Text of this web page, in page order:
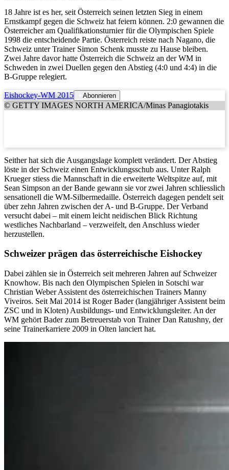
18 Jahre ist es her, seit Österreich seinen letzten Sieg in einem
Ernstkampf gegen die Schweiz hat feiern können. 2:0 gewannen die
Österreicher am Qualifikationsturnier für die Olympischen Spiele
1998 die entscheidende Partie. Österreich reiste nach Nagano, die
Schweiz unter Trainer Simon Schenk musste zu Hause bleiben.
Zwei Jahre davor hatte Österreich die Schweiz an der WM in
Schweden in zwei Duellen gegen den Abstieg (4:0 und 4:4) in die
B-Gruppe relegiert.
Eishockey-WM 2015 Abonnieren
© GETTY IMAGES NORTH AMERICA/Minas Panagiotakis
Seither hat sich die Ausgangslage komplett verändert. Der Abstieg
löste in der Schweiz einen Entwicklungsschub aus. Unter Ralph
Krueger stiess die Mannschaft in die erweiterte Weltspitze auf, mit
Sean Simpson an der Bande gewann sie vor zwei Jahren schliesslich
sensationell die WM-Silbermedaille. Österreich dagegen pendelt seit
über zehn Jahren zwischen der A- und B-Gruppe. Der Verband
versucht dabei – mit einem leicht neidischen Blick Richtung
westliches Nachbarland – verzweifelt, den Anschluss wieder
herzustellen.
Schweizer prägen das österreichische Eishockey
Dabei zählen sie in Österreich seit mehreren Jahren auf Schweizer
Knowhow. Bis nach den Olympischen Spielen in Sotschi war
Christian Weber Assistent des österreichischen Trainers Manny
Viveiros. Seit Mai 2014 ist Roger Bader (langjähriger Assistent beim
ZSC und in Kloten) Ausbildungs- und Entwicklungsleiter. An der
WM gehört Bader zum Betreuerstab von Trainer Dan Ratushny, der
seine Trainerkarriere 2009 in Olten lanciert hat.